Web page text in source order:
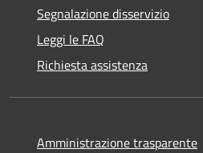
Segnalazione disservizio
Leggi le FAQ
Richiesta assistenza
Amministrazione trasparente